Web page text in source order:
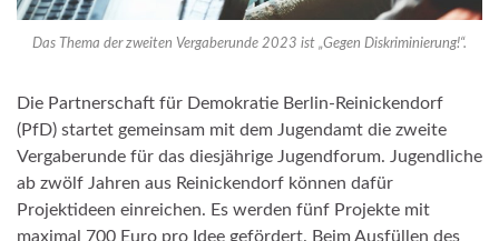
Das Thema der zweiten Vergaberunde 2023 ist „Gegen Diskriminierung!“.
Die Partnerschaft für Demokratie Berlin-Reinickendorf
(PfD) startet gemeinsam mit dem Jugendamt die zweite
Vergaberunde für das diesjährige Jugendforum. Jugendliche
ab zwölf Jahren aus Reinickendorf können dafür
Projektideen einreichen. Es werden fünf Projekte mit
maximal 700 Euro pro Idee gefördert. Beim Ausfüllen des